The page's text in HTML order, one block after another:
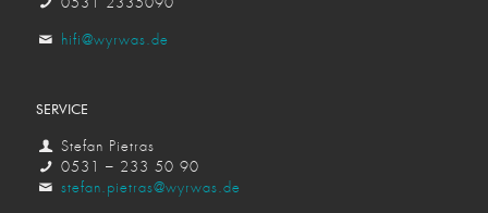
hifi@wyrwas.de
SERVICE
Stefan Pietras
0531 – 233 50 90
stefan.pietras@wyrwas.de